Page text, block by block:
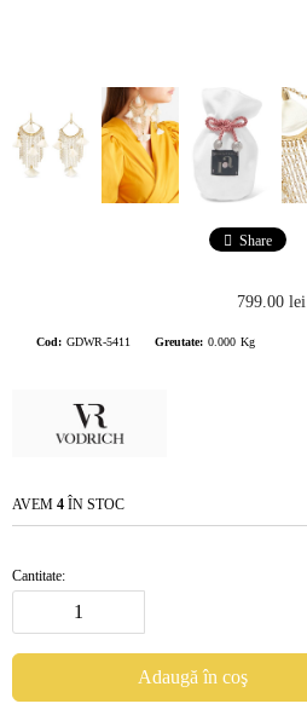
Share
799.00 lei
Cod: GDWR-5411 Greutate: 0.000 Kg
AVEM 4 ÎN STOC
Cantitate: